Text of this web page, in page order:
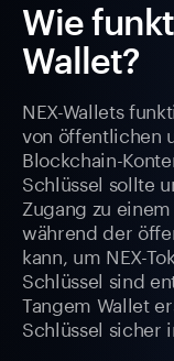
Wie
Wallet?
NEX-Wallets
von öffentlichen
Blockchain-
Schlüssel sollte
Zugang zu
während der
kann, um NEX-
Schlüssel sind
Tangem Wallet
Schlüssel sicher